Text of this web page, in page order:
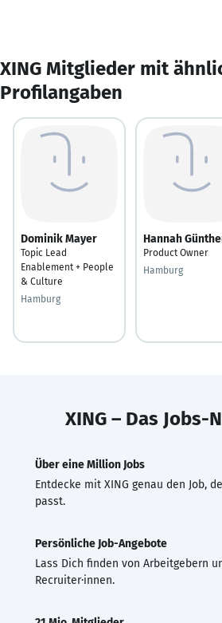
XING Mitglieder mit
Profilangaben
Dominik Mayer
Topic Lead
Enablement + People
& Culture
Hamburg
Hannah
Product Owner
Hamburg
XING – Das Jobs-
Über eine Million Jobs
Entdecke mit XING genau den Job,
passt.
Persönliche Job-Angebote
Lass Dich finden von Arbeitgebern
Recruiter·innen.